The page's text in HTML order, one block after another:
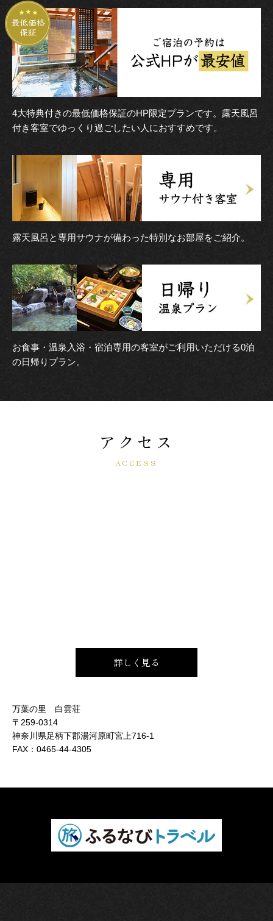
4大特典付きの最低価格保証のHP限定プランです。露天風呂
付き客室でゆっくり過ごしたい人におすすめです。
露天風呂と専用サウナが備わった特別なお部屋をご紹介。
お食事・温泉入浴・宿泊専用の客室がご利用いただける0泊
の日帰りプラン。
アクセス
ACCESS
詳しく見る
万葉の里 白雲荘
〒259-0314
神奈川県足柄下郡湯河原町宮上716-1
FAX： 0465-44-4305